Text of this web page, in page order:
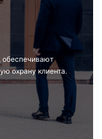
охрану клиента.